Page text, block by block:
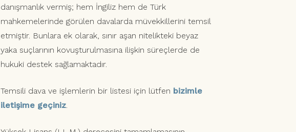
danışmanlık vermiş; hem İngiliz hem de Türk
mahkemelerinde görülen davalarda müvekkillerini temsil
etmiştir. Bunlara ek olarak, sınır aşan nitelikteki beyaz
yaka suçlarının kovuşturulmasına ilişkin süreçlerde de
hukuki destek sağlamaktadır.
Temsili dava ve işlemlerin bir listesi için lütfen bizimle
iletişime geçiniz.